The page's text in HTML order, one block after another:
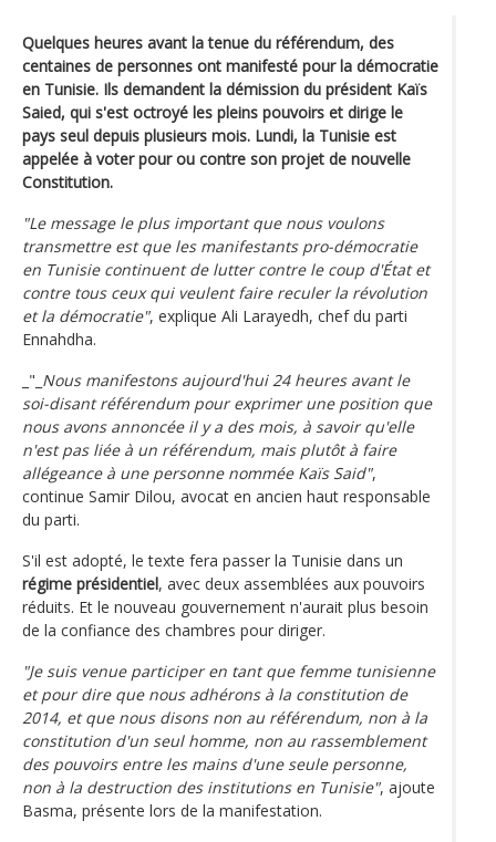
Quelques heures avant la tenue du référendum, des
centaines de personnes ont manifesté pour la démocratie
en Tunisie. Ils demandent la démission du président Kaïs
Saied, qui s'est octroyé les pleins pouvoirs et dirige le
pays seul depuis plusieurs mois. Lundi, la Tunisie est
appelée à voter pour ou contre son projet de nouvelle
Constitution.
"Le message le plus important que nous voulons
transmettre est que les manifestants pro-démocratie
en Tunisie continuent de lutter contre le coup d'État et
contre tous ceux qui veulent faire reculer la révolution
et la démocratie", explique Ali Larayedh, chef du parti
Ennahdha.
_"_ Nous manifestons aujourd'hui 24 heures avant le
soi-disant référendum pour exprimer une position que
nous avons annoncée il y a des mois, à savoir qu'elle
n'est pas liée à un référendum, mais plutôt à faire
allégeance à une personne nommée Kaïs Said",
continue Samir Dilou, avocat en ancien haut responsable
du parti.
S'il est adopté, le texte fera passer la Tunisie dans un
régime présidentiel, avec deux assemblées aux pouvoirs
réduits. Et le nouveau gouvernement n'aurait plus besoin
de la confiance des chambres pour diriger.
"Je suis venue participer en tant que femme tunisienne
et pour dire que nous adhérons à la constitution de
2014, et que nous disons non au référendum, non à la
constitution d'un seul homme, non au rassemblement
des pouvoirs entre les mains d'une seule personne,
non à la destruction des institutions en Tunisie", ajoute
Basma, présente lors de la manifestation.